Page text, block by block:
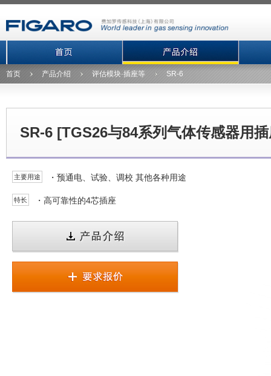
首页 产品介绍 评估模块·插座等 SR-6
SR-6 [TGS26与84系列气体传感器用
主要用途 ・预通电、试验、调校 其他各种用途
特长 ・高可靠性的4芯插座